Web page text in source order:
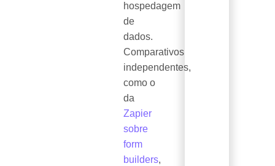
hospedagem
de
dados.
Comparativos
independentes,
como o
da
Zapier
sobre
form
builders,